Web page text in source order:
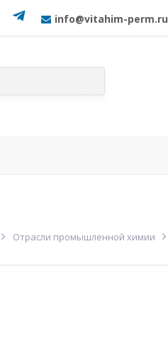
info@vitahim-perm.ru
Отрасли промышленной химии